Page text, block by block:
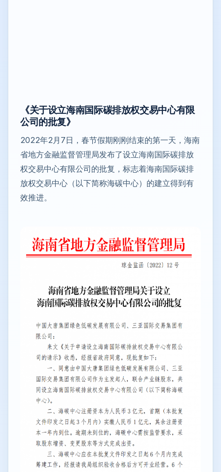
《关于设立海南国际碳排放权交易中心有限
公司的批复》
2022年2月7日，春节假期刚刚结束的第一天，海南
省地方金融监督管理局发布了设立海南国际碳排放
权交易中心有限公司的批复，标志着海南国际碳排
放权交易中心（以下简称海碳中心）的建立得到有
效推进。